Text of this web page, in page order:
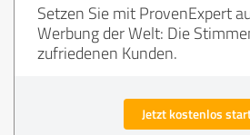
Setzen Sie mit ProvenExpert
Werbung der Welt: Die
zufriedenen Kunden.
Jetzt kostenlos